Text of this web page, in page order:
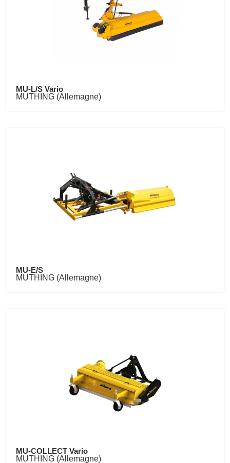
MU-L/S Vario
MUTHING (Allemagne)
MU-E/S
MUTHING (Allemagne)
MU-COLLECT Vario
MUTHING (Allemagne)